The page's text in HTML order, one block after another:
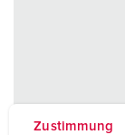
Zustimmung